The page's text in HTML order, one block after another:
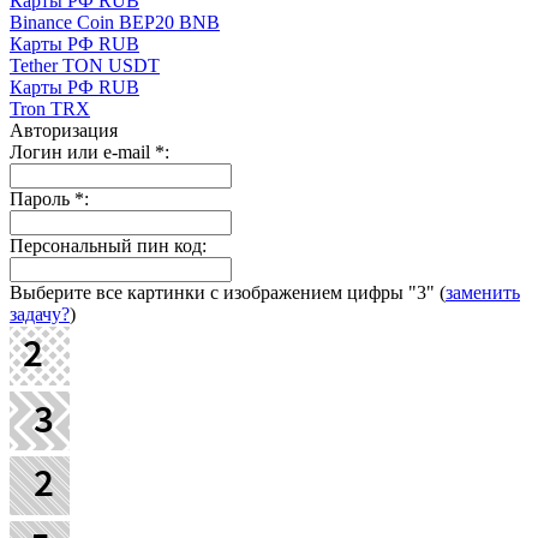
Binance Coin BEP20 BNB
Карты РФ RUB
Tether TON USDT
Карты РФ RUB
Tron TRX
Авторизация
Логин или e-mail *:
Пароль *:
Персональный пин код:
Выберите все картинки с изображением цифры "3" (заменить
задачу?)